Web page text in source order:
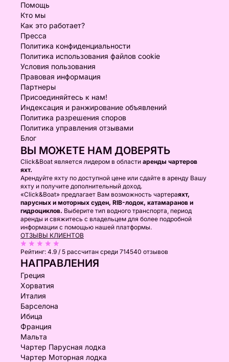
Помощь
Кто мы
Как это работает?
Пресса
Политика конфиденциальности
Политика использования файлов cookie
Условия пользования
Правовая информация
Партнеры
Присоединяйтесь к нам!
Индексация и ранжирование объявлений
Политика разрешения споров
Политика управления отзывами
Блог
ВЫ МОЖЕТЕ НАМ ДОВЕРЯТЬ
Click&Boat является лидером в области аренды чартеров
яхт.
Арендуйте яхту по доступной цене или сдайте в аренду Вашу
яхту и получите дополнительный доход.
«Click&Boat» предлагает Вам возможность чартераяхт,
парусных и моторных суден, RIB-лодок, катамаранов и
гидроциклов. Выберите тип водного транспорта, период
аренды и свяжитесь с владельцем для более подробной
информации с помощью нашей платформы.
ОТЗЫВЫ КЛИЕНТОВ
Рейтинг: 4.9 / 5 рассчитан среди 714540 отзывов
НАПРАВЛЕНИЯ
Греция
Хорватия
Италия
Барселона
Ибица
Франция
Мальта
Чартер Парусная лодка
Чартер Моторная лодка